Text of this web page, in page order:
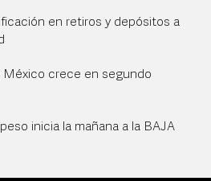
en retiros y depósitos a
México crece en segundo
inicia la mañana a la BAJA